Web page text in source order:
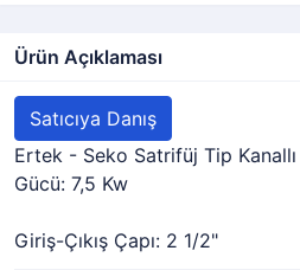
Ürün Açıklaması
Satıcıya Danış
Ertek - Seko Satrifüj Tip
Gücü: 7,5 Kw
Giriş-Çıkış Çapı: 2 1/2"